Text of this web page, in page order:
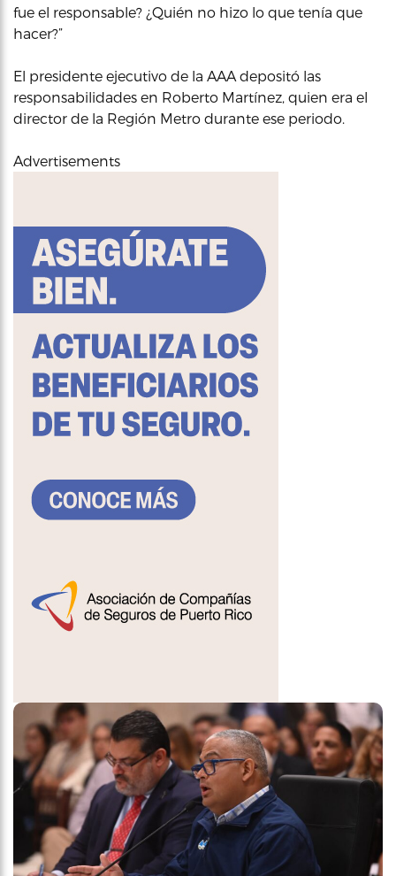
fue el responsable? ¿Quién no hizo lo que tenía que
hacer?”
El presidente ejecutivo de la AAA depositó las
responsabilidades en Roberto Martínez, quien era el
director de la Región Metro durante ese periodo.
Advertisements